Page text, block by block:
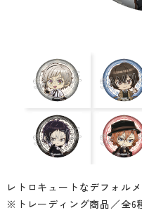
レトロキュートなデフォル
※トレーディング商品／全6